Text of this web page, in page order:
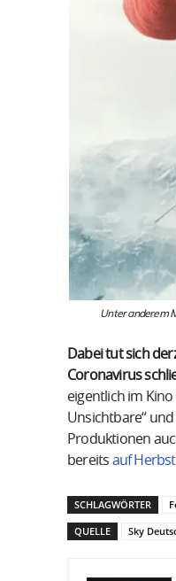
Unter anderem
Dabei tut sich
Coronavirus
eigentlich im
Unsichtbare“
Produktionen
bereits auf
SCHLAGWÖRTER
QUELLE
Sky